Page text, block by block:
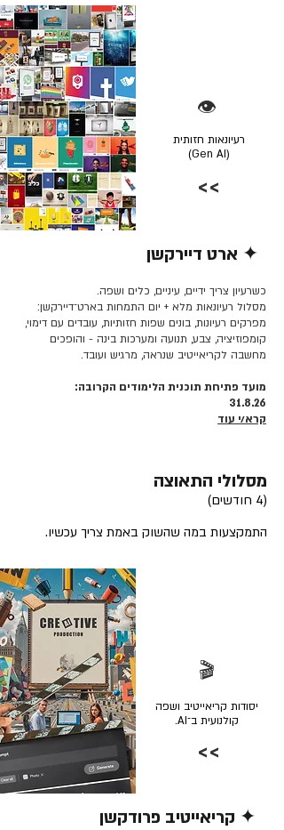
👁️
רעיונאות חזותית
(Gen AI)
>>
✦ ארט דיירקשן
כשרעיון צריך ידיים, עיניים, כלים ושפה.
מסלול רעיונאות מלא + יום התמחות בארט־דיירקשן:
מפרקים רעיונות, בונים שפות חזותיות, עובדים עם דימוי,
קומפוזיציה, צבע, תנועה ומערכות בינה - והופכים
מחשבה לקריאייטיב שנראה, מרגיש ועובד.
מועד פתיחת תוכנית הלימודים הקרובה:
31.8.26
קרא/י עוד
מסלולי התאוצה
(4 חודשים)
התמקצעות במה שהשוק באמת צריך עכשיו.
🎬
יסודות קריאייטיב ושפה
קולנועית ב־AI.
>>
✦ קריאייטיב פרודקשן